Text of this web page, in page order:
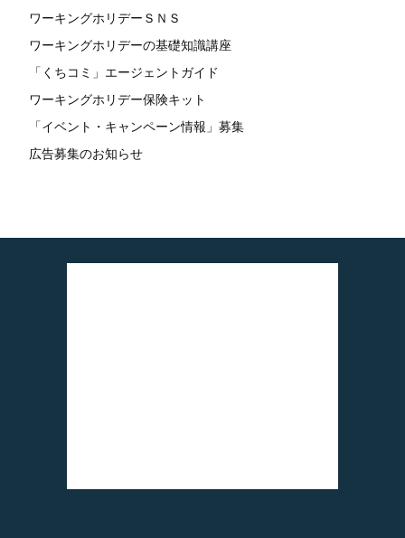
ワーキングホリデーＳＮＳ
ワーキングホリデーの基礎知識講座
「くちコミ」エージェントガイド
ワーキングホリデー保険キット
「イベント・キャンペーン情報」募集
広告募集のお知らせ